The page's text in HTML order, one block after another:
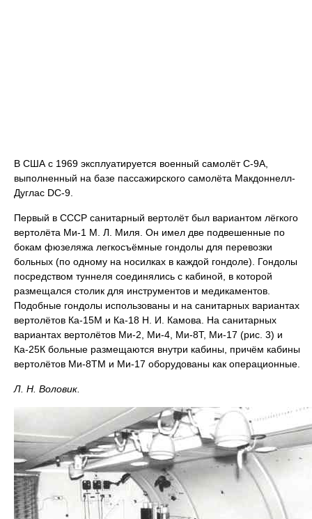
В США с 1969 эксплуатируется военный самолёт С-9А,
выполненный на базе пассажирского самолёта Макдоннелл-
Дуглас DC-9.
Первый в СССР санитарный вертолёт был вариантом лёгкого
вертолёта Ми-1 М. Л. Миля. Он имел две подвешенные по
бокам фюзеляжа легкосъёмные гондолы для перевозки
больных (по одному на носилках в каждой гондоле). Гондолы
посредством туннеля соединялись с кабиной, в которой
размещался столик для инструментов и медикаментов.
Подобные гондолы использованы и на санитарных вариантах
вертолётов Ка-15М и Ка-18 Н. И. Камова. На санитарных
вариантах вертолётов Ми-2, Ми-4, Ми-8Т, Ми-17 (рис. 3) и
Ка-25К больные размещаются внутри кабины, причём кабины
вертолётов Ми-8ТМ и Ми-17 оборудованы как операционные.
Л. Н. Воловик.